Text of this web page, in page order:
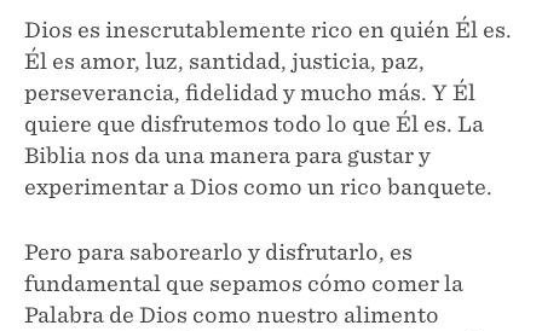
Dios es inescrutablemente rico en quién Él es.
Él es amor, luz, santidad, justicia, paz,
perseverancia, fidelidad y mucho más. Y Él
quiere que disfrutemos todo lo que Él es. La
Biblia nos da una manera para gustar y
experimentar a Dios como un rico banquete.
Pero para saborearlo y disfrutarlo, es
fundamental que sepamos cómo comer la
Palabra de Dios como nuestro alimento